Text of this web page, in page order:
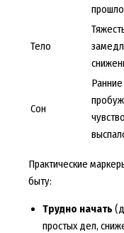
Тело
Сон
Ранние
Практические
быту:
Трудно начать
простых дел,